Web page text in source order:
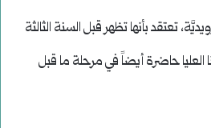
تعتقد بأنها تظهر قبل السنة الثالثة
العليا حاضرة أيضاً في مرحلة ما قبل